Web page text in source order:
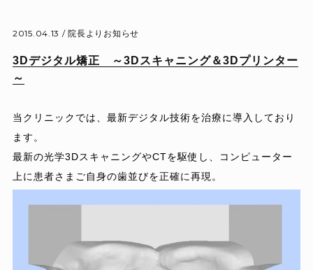
2015.04.13 /院長よりお知らせ
3Dデジタル矯正 ～3Dスキャニング＆3Dプリンター
～
当クリニックでは、最新デジタル技術を治療に導入しており
ます。
最新の光学3DスキャニングやCTを駆使し、コンピューター
上に患者さまご自身の歯並びを正確に再現。